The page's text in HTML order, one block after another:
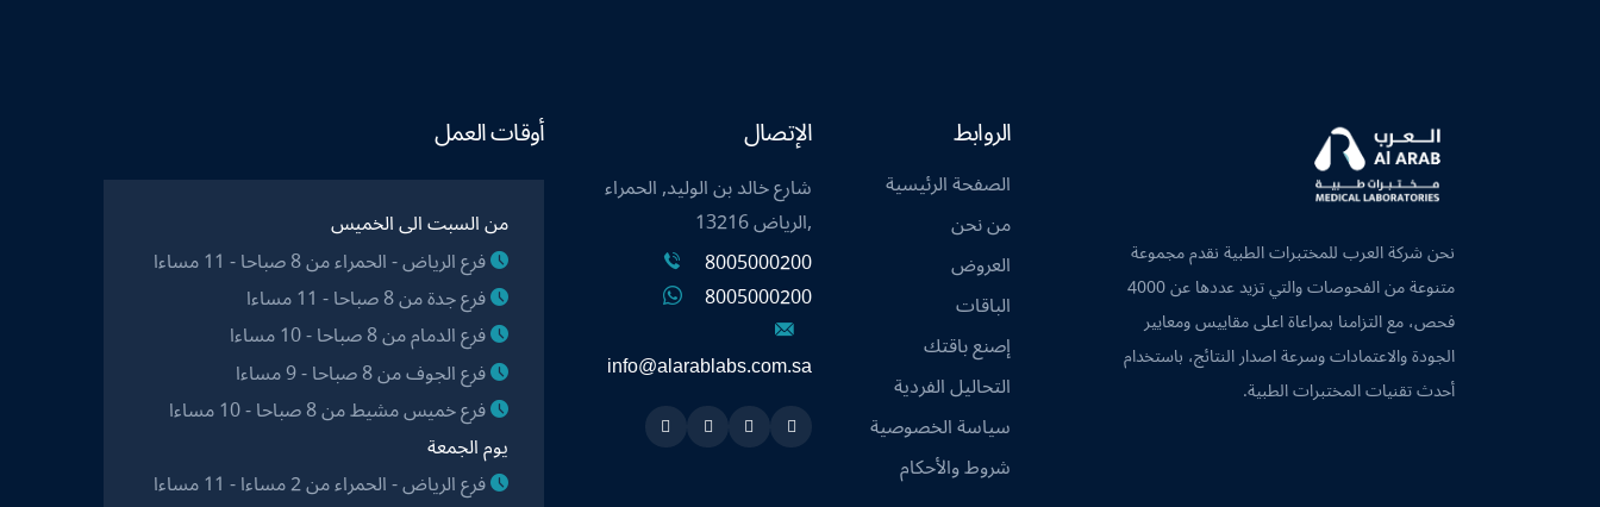
نحن شركة العرب للمختبرات الطبية نقدم مجموعة
متنوعة من الفحوصات والتي تزيد عددها عن 4000
فحص، مع التزامنا بمراعاة اعلى مقاييس ومعايير
الجودة والاعتمادات وسرعة اصدار النتائج، باستخدام
أحدث تقنيات المختبرات الطبية.
الروابط
الصفحة الرئيسية
من نحن
العروض
الباقات
إصنع باقتك
التحاليل الفردية
سياسة الخصوصية
شروط والأحكام
الإتصال
شارع خالد بن الوليد, الحمراء
,الرياض 13216
8005000200
8005000200
info@alarablabs.com.sa
Snapchat
Twitter
Linkedin
Instagram
أوقات العمل
من السبت الى الخميس
فرع الرياض - الحمراء من 8 صباحا - 11 مساءا
فرع جدة من 8 صباحا - 11 مساءا
فرع الدمام من 8 صباحا - 10 مساءا
فرع الجوف من 8 صباحا - 9 مساءا
فرع خميس مشيط من 8 صباحا - 10 مساءا
يوم الجمعة
فرع الرياض - الحمراء من 2 مساءا - 11 مساءا